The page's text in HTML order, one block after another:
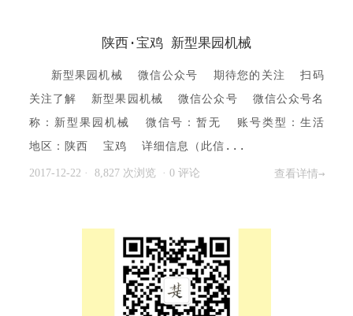
陕西·宝鸡 新型果园机械
新型果园机械 微信公众号 期待您的关注 扫码
关注了解 新型果园机械 微信公众号 微信公众号名
称：新型果园机械 微信号：暂无 账号类型：生活
地区：陕西 宝鸡 详细信息（此信...
2017-12-22 · 8,827 次浏览 · 0 评论 查看详情→